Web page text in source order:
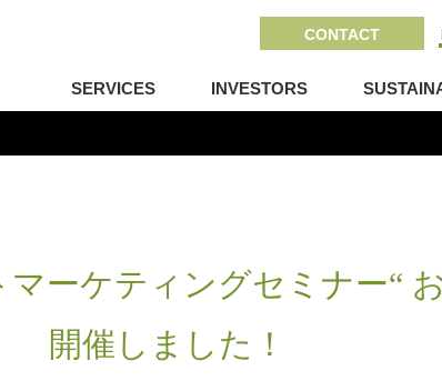
CONTACT
SERVICES INVESTORS
ーケティングセミナー“
開催しました！